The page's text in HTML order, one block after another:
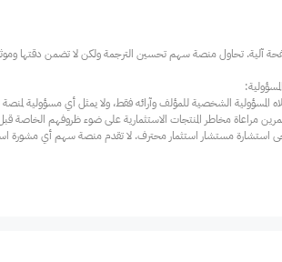
استشارة مستشار استثمار محترف. لا تقدم منصة سهم أي مشورة